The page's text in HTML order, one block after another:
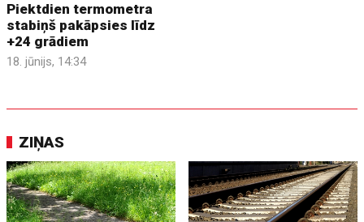
Piektdien termometra
stabiņš pakāpsies līdz
+24 grādiem
18. jūnijs, 14:34
ZIŅAS